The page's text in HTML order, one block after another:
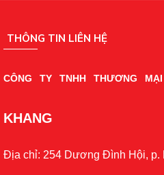
THÔNG TIN LIÊN HỆ
CÔNG TY TNHH THƯƠNG
KHANG
Địa chỉ: 254 Dương Đình Hội, p.